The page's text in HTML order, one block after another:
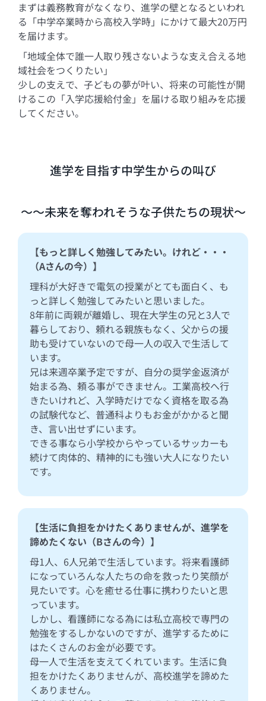
まずは義務教育がなくなり、進学の壁となるといわれ
る「中学卒業時から高校入学時」にかけて最大20万円
を届けます。
「地域全体で誰一人取り残さないような支え合える地
域社会をつくりたい」
少しの支えで、子どもの夢が叶い、将来の可能性が開
けるこの「入学応援給付金」を届ける取り組みを応援
してください。
進学を目指す中学生からの叫び
～～未来を奪われそうな子供たちの現状～
【もっと詳しく勉強してみたい。けれど・・・
（Aさんの今）】
理科が大好きで電気の授業がとても面白く、も
っと詳しく勉強してみたいと思いました。
8年前に両親が離婚し、現在大学生の兄と3人で
暮らしており、頼れる親族もなく、父からの援
助も受けていないので母一人の収入で生活して
います。
兄は来週卒業予定ですが、自分の奨学金返済が
始まる為、頼る事ができません。工業高校へ行
きたいけれど、入学時だけでなく資格を取る為
の試験代など、普通科よりもお金がかかると聞
き、言い出せずにいます。
できる事なら小学校からやっているサッカーも
続けて肉体的、精神的にも強い大人になりたい
です。
【生活に負担をかけたくありませんが、進学を
諦めたくない（Bさんの今）】
母1人、6人兄弟で生活しています。将来看護師
になっていろんな人たちの命を救ったり笑顔が
見たいです。心を癒せる仕事に携わりたいと思
っています。
しかし、看護師になる為には私立高校で専門の
勉強をするしかないのですが、進学するために
はたくさんのお金が必要です。
母一人で生活を支えてくれています。生活に負
担をかけたくありませんが、高校進学を諦めた
くありません。